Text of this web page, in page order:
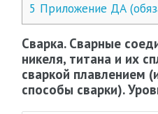
5 Приложение ДА
Сварка. Сварные
никеля, титана и их
сваркой плавлением
способы сварки).